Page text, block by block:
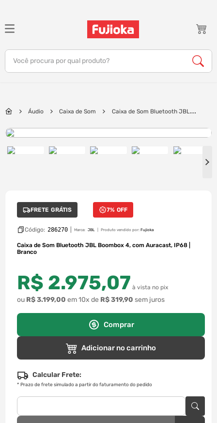
Você procura por qual produto?
Áudio Caixa de Som
Caixa de Som Bluetooth JBL
FRETE GRÁTIS 7% OFF
Código: 286270 Marca: JBL Produto vendido por: Fujioka
Caixa de Som Bluetooth JBL Boombox 4, com Auracast, IP68 |
Branco
R$ 2.975,07 à vista no pix
ou R$3.199,00 em10x de R$319,90 sem juros
Comprar
Adicionar no carrinho
Calcular Frete:
* Prazo de frete simulado a partir do faturamento do pedido
TERMOS MAIS BUSCADOS
1º
notebook
º
jbl
ar condicionado
10º caixa som